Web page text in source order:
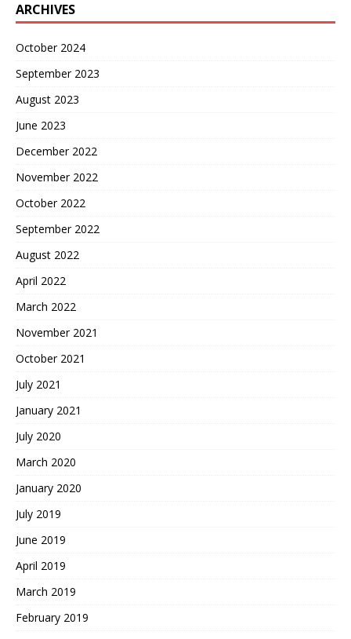
ARCHIVES
October 2024
September 2023
August 2023
June 2023
December 2022
November 2022
October 2022
September 2022
August 2022
April 2022
March 2022
November 2021
October 2021
July 2021
January 2021
July 2020
March 2020
January 2020
July 2019
June 2019
April 2019
March 2019
February 2019